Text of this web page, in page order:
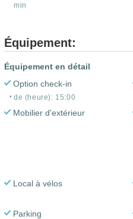
min
Équipement:
Équipement en détail
Option check-in
de (heure): 15:00
Mobilier d'extérieur
Local à vélos
Parking